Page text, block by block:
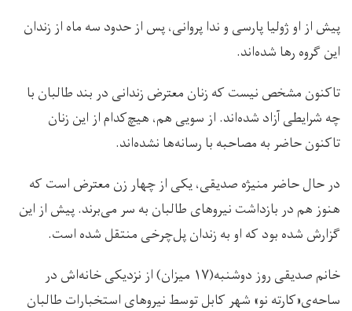
پیش از او ژولیا پارسی و ندا پروانی، پس از حدود سه ماه از زندان
این گروه رها شده‌اند.
تاکنون مشخص نیست که زنان معترض زندانی در بند طالبان با
چه شرایطی آزاد شده‌اند. از سویی هم، هیچ‌کدام از این زنان
تاکنون حاضر به مصاحبه با رسانه‌ها نشده‌اند.
در حال حاضر منیژه صدیقی، یکی از چهار زن معترض است که
هنوز هم در بازداشت نیروهای طالبان به سر می‌برند. پیش از این
گزارش شده بود که او به زندان پل‌‌چرخی منتقل شده است.
خانم صدیقی روز دوشنبه(۱۷ میزان) از نزدیکی خانه‌اش در
ساحه‌ی«کارته نو» شهر کابل توسط نیروهای استخبارات طالبان